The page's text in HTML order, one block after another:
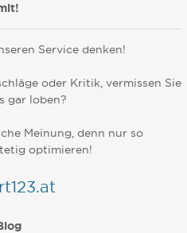
Service denken!
oder Kritik, vermissen Sie
gar loben?
Meinung, denn nur so
optimieren!